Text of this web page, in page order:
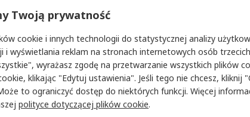
Modelowanie z topionego materiału
maszyny Nie
Czarny
Typowe stacjonarne drukarki 3D
Twoją prywatność
cookie i innych technologii do statystycznej analizy
i wyświetlania reklam na stronach internetowych osób
wyrażasz zgodę na przetwarzanie wszystkich plików
klikając "Edytuj ustawienia". Jeśli tego nie chcesz, kliknij
to ograniczyć dostęp do niektórych funkcji. Więcej
polityce dotyczącej plików cookie.